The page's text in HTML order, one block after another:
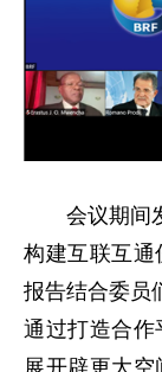
会议期间
构建互联互通
报告结合委员
通过打造合
展开辟更大